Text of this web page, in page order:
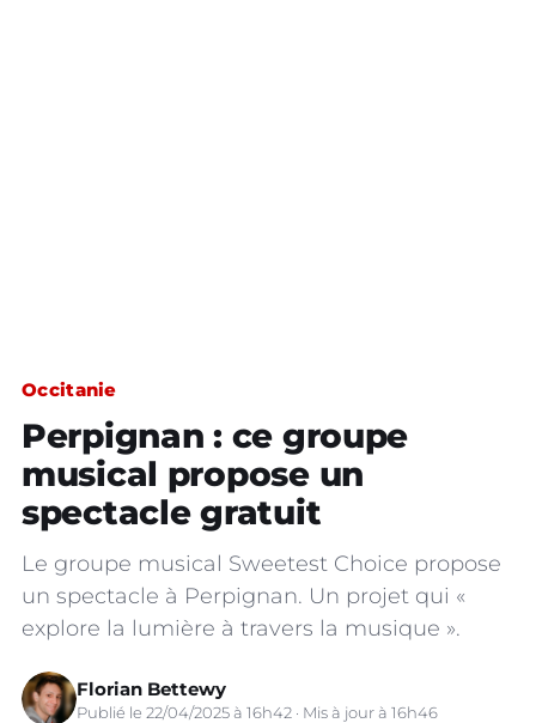
Occitanie
Perpignan : ce groupe
musical propose un
spectacle gratuit
Le groupe musical Sweetest Choice propose
un spectacle à Perpignan. Un projet qui «
explore la lumière à travers la musique ».
Florian Bettewy
Publié le 22/04/2025 à 16h42 · Mis à jour à 16h46